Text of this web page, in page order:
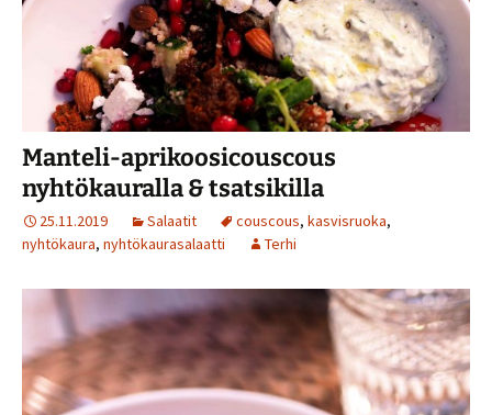
Manteli-aprikoosicouscous
nyhtökauralla & tsatsikilla
25.11.2019 Salaatit couscous, kasvisruoka,
nyhtökaura, nyhtökaurasalaatti Terhi